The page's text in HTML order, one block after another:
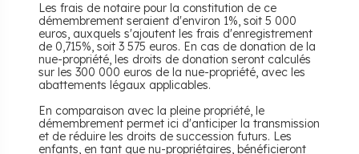
Les frais de notaire pour la constitution de ce
démembrement seraient d'environ 1%, soit 5 000
euros, auxquels s'ajoutent les frais d'enregistrement
de 0,715%, soit 3 575 euros. En cas de donation de la
nue-propriété, les droits de donation seront calculés
sur les 300 000 euros de la nue-propriété, avec les
abattements légaux applicables.
En comparaison avec la pleine propriété, le
démembrement permet ici d'anticiper la transmission
et de réduire les droits de succession futurs. Les
enfants, en tant que nu-propriétaires, bénéficieront